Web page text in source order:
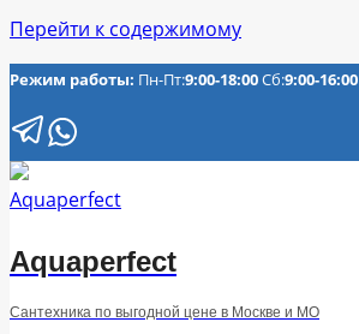
Перейти к содержимому
Режим работы: Пн-Пт:9:00-18:00Сб:9:00-16:00
Aquaperfect
Сантехника по выгодной цене в Москве и МО